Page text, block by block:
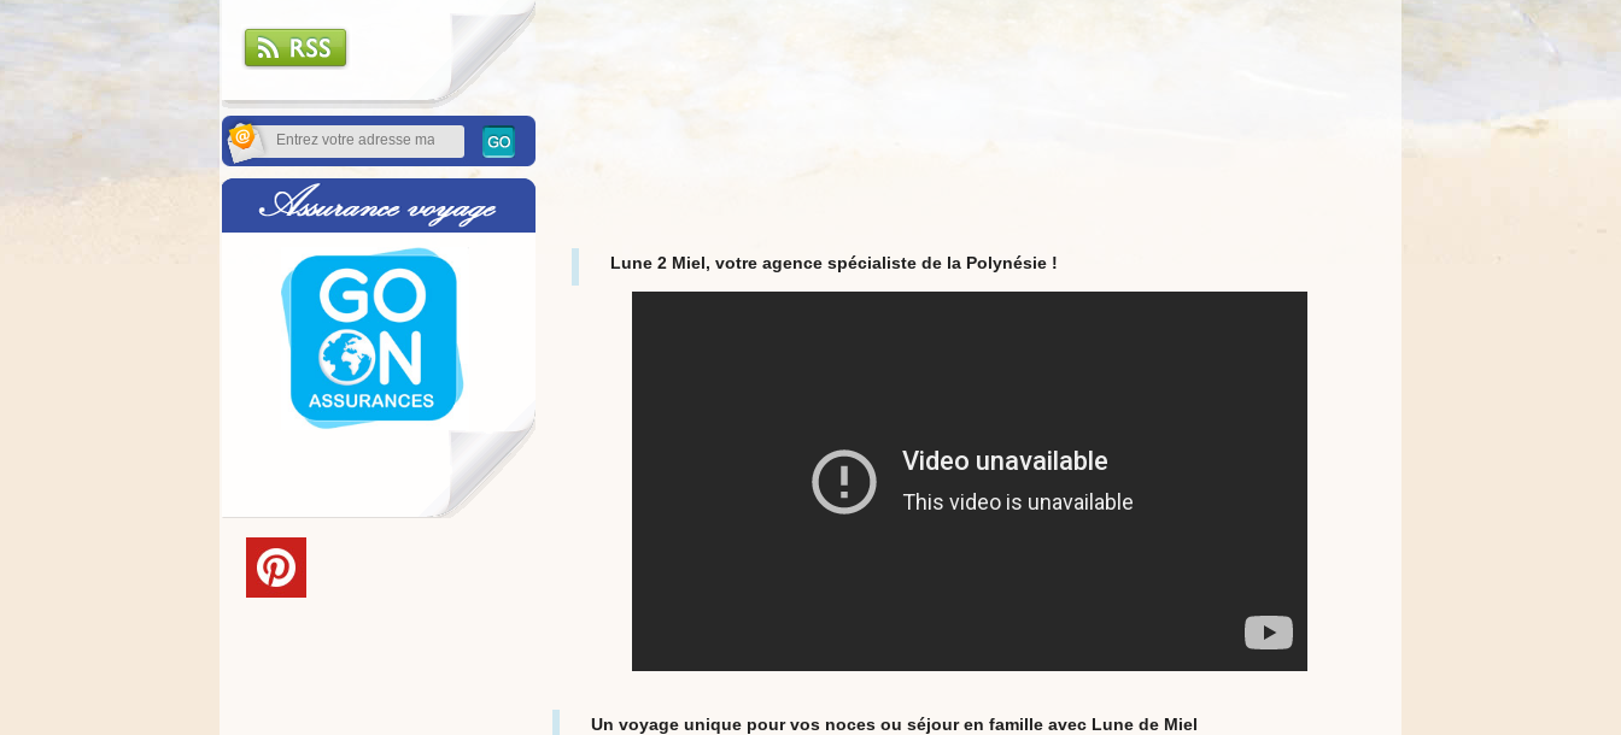
Lune 2 Miel, votre agence spécialiste de la Polynésie !
Un voyage unique pour vos noces ou séjour en famille avec Lune de Miel